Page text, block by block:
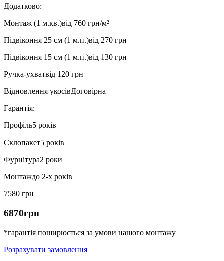
Додатково:
Монтаж (1 м.кв.)від 760 грн/м²
Підвіконня 25 см (1 м.п.)від 270 грн
Підвіконня 15 см (1 м.п.)від 130 грн
Ручка-ухватвід 120 грн
Відновлення укосівДоговірна
Гарантія:
Профіль5 років
Склопакет5 років
Фурнітура2 роки
Монтаждо 2-х років
7580 грн
6870грн
*гарантія поширюється за умови нашого монтажу
Розрахувати замовлення